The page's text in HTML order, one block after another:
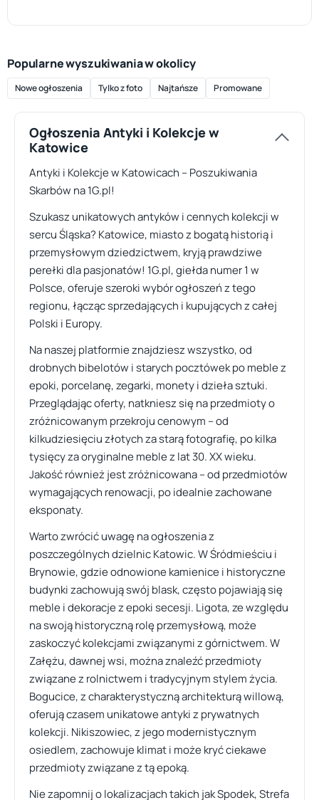
Popularne wyszukiwania w okolicy
Nowe ogłoszenia Tylko z foto Najtańsze Promowane
Ogłoszenia Antyki i Kolekcje w
Katowice
Antyki i Kolekcje w Katowicach – Poszukiwania
Skarbów na 1G.pl!
Szukasz unikatowych antyków i cennych kolekcji w
sercu Śląska? Katowice, miasto z bogatą historią i
przemysłowym dziedzictwem, kryją prawdziwe
perełki dla pasjonatów! 1G.pl, giełda numer 1 w
Polsce, oferuje szeroki wybór ogłoszeń z tego
regionu, łącząc sprzedających i kupujących z całej
Polski i Europy.
Na naszej platformie znajdziesz wszystko, od
drobnych bibelotów i starych pocztówek po meble z
epoki, porcelanę, zegarki, monety i dzieła sztuki.
Przeglądając oferty, natkniesz się na przedmioty o
zróżnicowanym przekroju cenowym – od
kilkudziesięciu złotych za starą fotografię, po kilka
tysięcy za oryginalne meble z lat 30. XX wieku.
Jakość również jest zróżnicowana – od przedmiotów
wymagających renowacji, po idealnie zachowane
eksponaty.
Warto zwrócić uwagę na ogłoszenia z
poszczególnych dzielnic Katowic. W Śródmieściu i
Brynowie, gdzie odnowione kamienice i historyczne
budynki zachowują swój blask, często pojawiają się
meble i dekoracje z epoki secesji. Ligota, ze względu
na swoją historyczną rolę przemysłową, może
zaskoczyć kolekcjami związanymi z górnictwem. W
Załężu, dawnej wsi, można znaleźć przedmioty
związane z rolnictwem i tradycyjnym stylem życia.
Bogucice, z charakterystyczną architekturą willową,
oferują czasem unikatowe antyki z prywatnych
kolekcji. Nikiszowiec, z jego modernistycznym
osiedlem, zachowuje klimat i może kryć ciekawe
przedmioty związane z tą epoką.
Nie zapomnij o lokalizacjach takich jak Spodek, Strefa